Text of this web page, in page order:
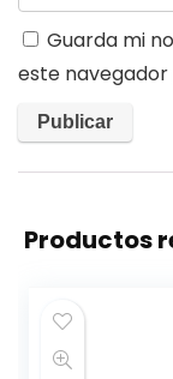
Guarda mi
este
Productos